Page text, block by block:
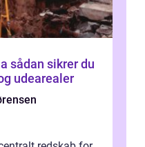
udearealer